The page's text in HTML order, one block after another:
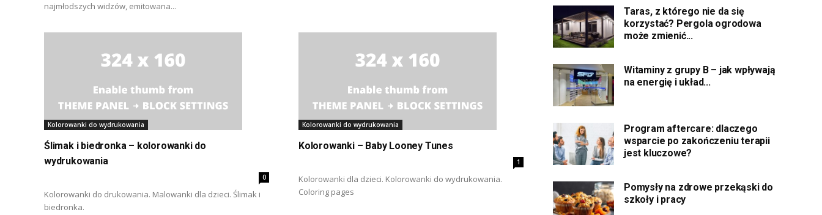
najmłodszych widzów, emitowana...
Kolorowanki do wydrukowania
Ślimak i biedronka – kolorowanki do
wydrukowania
0
Kolorowanki do drukowania. Malowanki dla dzieci. Ślimak i
biedronka.
Kolorowanki do wydrukowania
Kolorowanki – Baby Looney Tunes
1
Kolorowanki dla dzieci. Kolorowanki do wydrukowania.
Coloring pages
Taras, z którego nie da się
korzystać? Pergola ogrodowa
może zmienić...
Witaminy z grupy B – jak wpływają
na energię i układ...
Program aftercare: dlaczego
wsparcie po zakończeniu terapii
jest kluczowe?
Pomysły na zdrowe przekąski do
szkoły i pracy